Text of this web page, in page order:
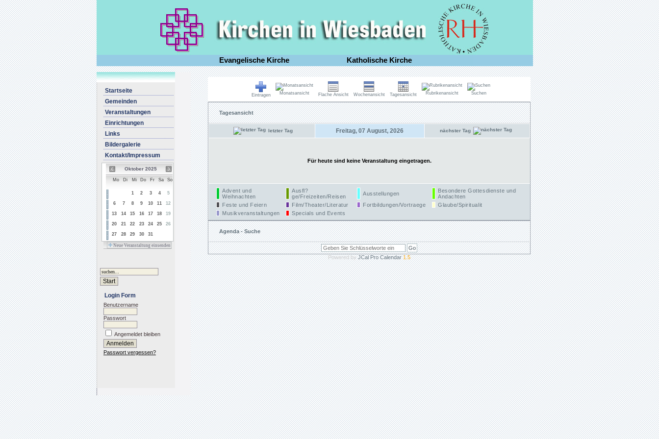
Evangelische Kirche Katholische Kirche
Startseite
Gemeinden
Veranstaltungen
Einrichtungen
Links
Bildergalerie
Kontakt/Impressum
Oktober 2025
Mo Di Mi Do Fr Sa So
1 2 3 4 5
6 7 8 9 10 11 12
13 14 15 16 17 18 19
20 21 22 23 24 25 26
27 28 29 30 31
Neue Veranstaltung einsenden
Login Form
Benutzername
Passwort
Angemeldet bleiben
Passwort vergessen?
Eintragen Monatsansicht Flache Ansicht Wochenansicht Tagesansicht Rubrikenansicht Suchen
Tagesansicht
letzter Tag Freitag, 07 August, 2026 nächster Tag
Für heute sind keine Veranstaltung eingetragen.
Advent und
Weihnachten
Ausfl?
ge/Freizeiten/Reisen
Ausstellungen
Besondere Gottesdienste und
Andachten
Feste und Feiern
Film/Theater/Literatur Fortbildungen/Vortraege
Glaube/Spiritualit
Musikveranstaltungen
Specials und Events
Agenda - Suche
Powered byJCal Pro Calendar1.5